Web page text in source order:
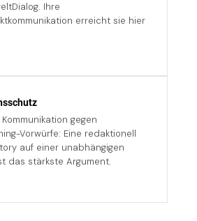
Ihre
erreicht sie hier
gegen
Vorwürfe: Eine redaktionell
auf einer unabhängigen
das stärkste Argument.